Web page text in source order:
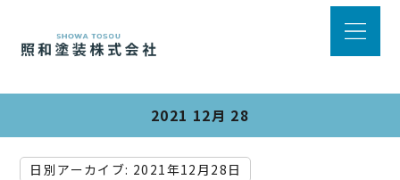
2021 12月 28
日別アーカイブ: 2021年12月28日